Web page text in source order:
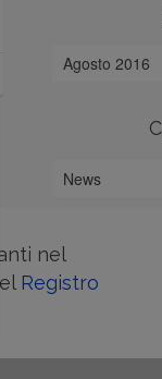
Agosto 2016
News
nel
Registro